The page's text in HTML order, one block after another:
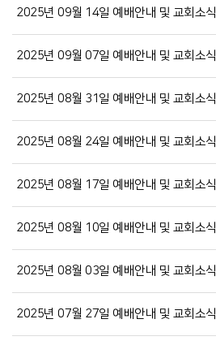
2025년 09월 14일 예배안내 및 교회소식
2025년 09월 07일 예배안내 및 교회소식
2025년 08월 31일 예배안내 및 교회소식
2025년 08월 24일 예배안내 및 교회소식
2025년 08월 17일 예배안내 및 교회소식
2025년 08월 10일 예배안내 및 교회소식
2025년 08월 03일 예배안내 및 교회소식
2025년 07월 27일 예배안내 및 교회소식